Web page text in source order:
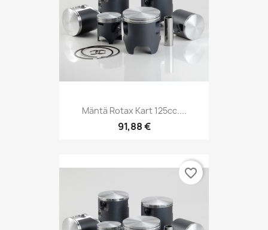
Mäntä Rotax Kart 125cc....
91,88 €
favorite_border